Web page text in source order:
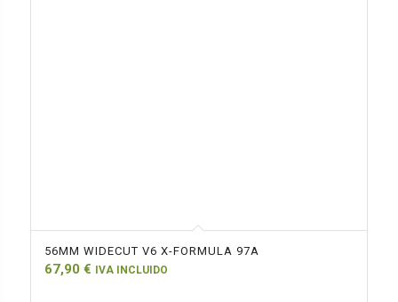
56MM WIDECUT V6 X-FORMULA 97A
67,90 € IVA INCLUIDO